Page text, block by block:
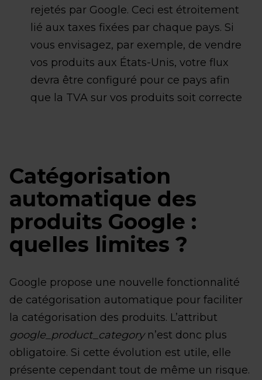
rejetés par Google. Ceci est étroitement
lié aux taxes fixées par chaque pays. Si
vous envisagez, par exemple, de vendre
vos produits aux États-Unis, votre flux
devra être configuré pour ce pays afin
que la TVA sur vos produits soit correcte
Catégorisation
automatique des
produits Google :
quelles limites ?
Google propose une nouvelle fonctionnalité
de catégorisation automatique pour faciliter
la catégorisation des produits. L’attribut
google_product_categoryn’est donc plus
obligatoire. Si cette évolution est utile, elle
présente cependant tout de même un risque.